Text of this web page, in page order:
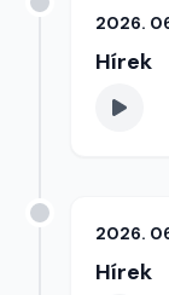
2026.
Hírek
2026.
Hírek